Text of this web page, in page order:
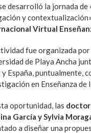
desarrolló la jornada
y
Virtual
fue organizada
de Playa Ancha
y España, puntualmente,
en Enseñanza de
oportunidad, las
García y Sylvia
a diseñar una